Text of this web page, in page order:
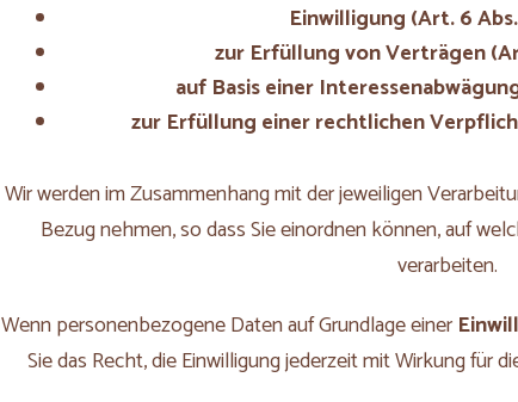
Einwilligung (Art. 6
zur Erfüllung von Verträgen
auf Basis einer
zur Erfüllung einerrechtlichen
Wir werden im Zusammenhang mit der jeweiligen
Bezug nehmen, so dass Sie einordnen können, auf
verarbeiten.
Wenn personenbezogene Daten auf Grundlage einer
Sie das Recht, die Einwilligung jederzeit mit Wirkung für